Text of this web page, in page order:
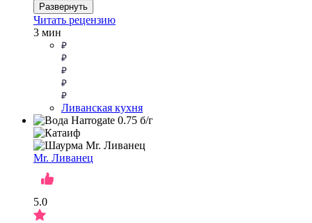
Развернуть
Читать рецензию
3 мин
Ливанская кухня
Mr. Ливанец
5.0